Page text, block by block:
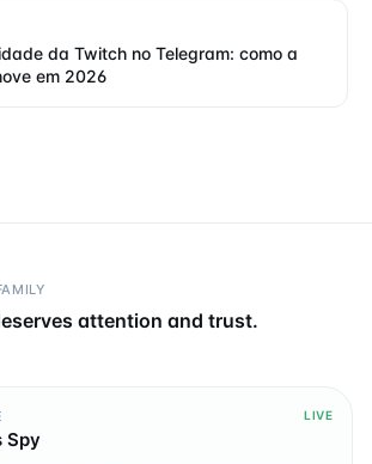
da Twitch no Telegram: como a
em 2026
attention and trust.
LIVE
Spy